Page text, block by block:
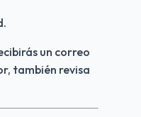
un correo
también revisa